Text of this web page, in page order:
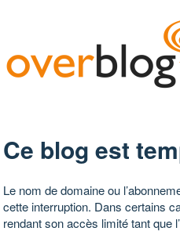
Ce blog est
Le nom de domaine ou
cette interruption. Dans certains
rendant son accès limité tant que